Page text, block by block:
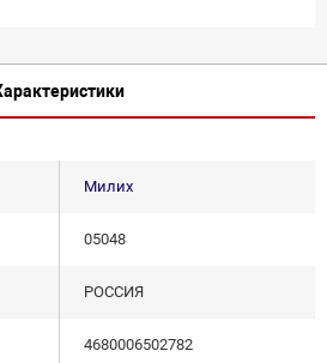
Милих
05048
РОССИЯ
4680006502782